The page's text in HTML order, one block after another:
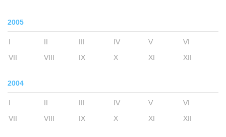
2005
I II III IV V
VI
VII
VIII IX X XI XII
2004
I II III IV V
VI
VII
VIII IX X XI XII